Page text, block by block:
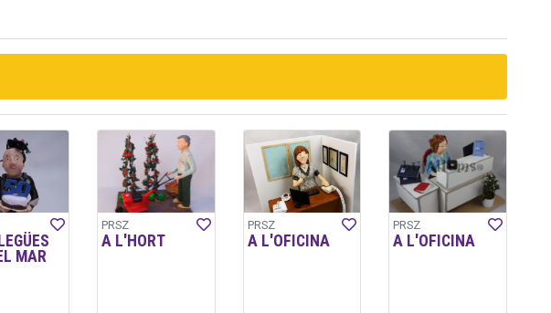
MAR
PRSZ
A L'HORT
PRSZ
A L'OFICINA
PRSZ
A L'OFICINA